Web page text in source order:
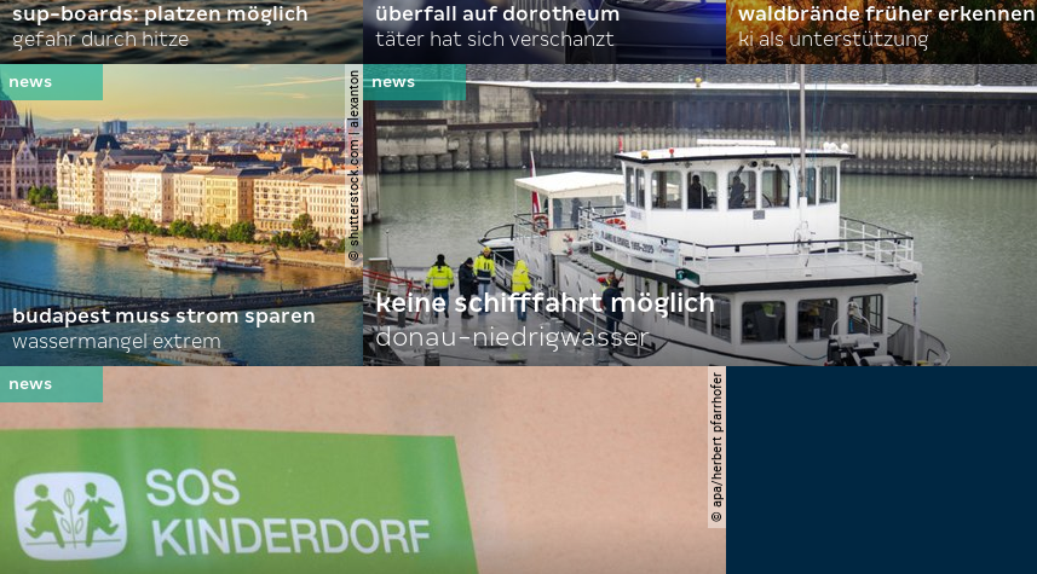
sup-boards: platzen möglich
gefahr durch hitze
überfall auf dorotheum
täter hat sich verschanzt
waldbrände früher erkennen
ki als unterstützung
© shutterstock.com | alexanton
budapest muss strom sparen
wassermangel extrem
keine schifffahrt möglich
donau-niedrigwasser
© apa/herbert pfarrhofer